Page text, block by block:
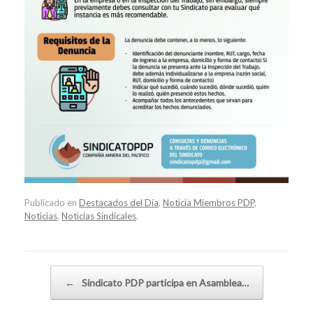
Publicado en Destacados del Día, Noticia Miembros PDP,
Noticias, Noticias Sindicales.
← Sindicato PDP participa en Asamblea…